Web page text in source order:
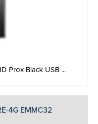
Prox Black USB ...
4G EMMC32